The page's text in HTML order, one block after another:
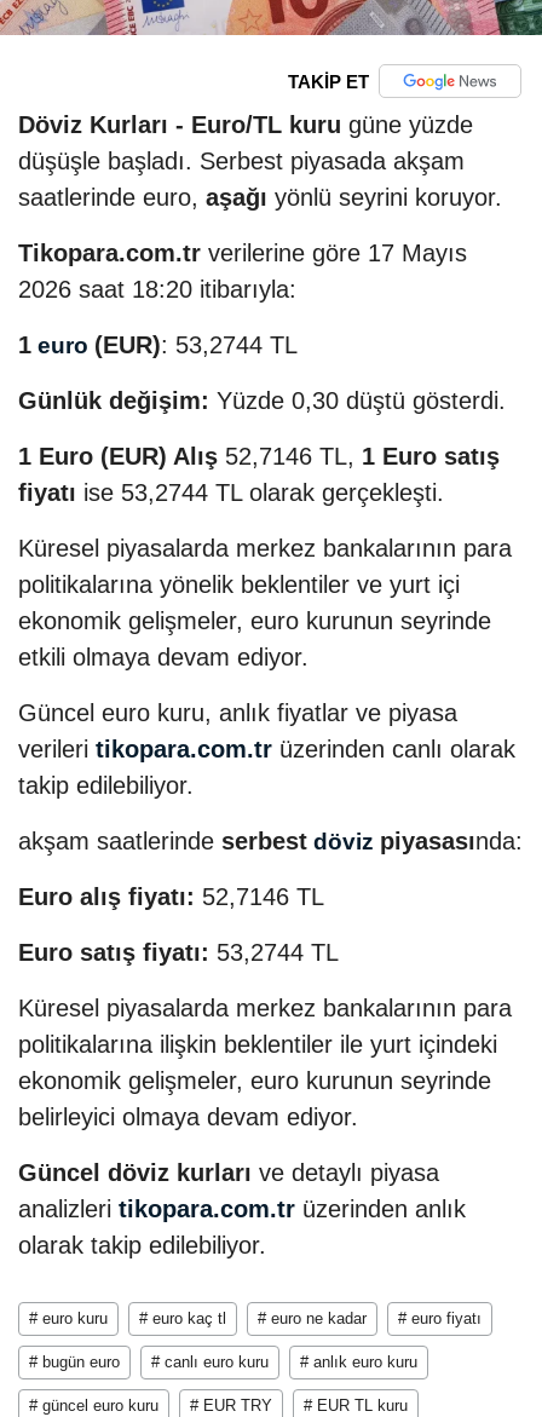
TAKİP ET
Döviz Kurları - Euro/TL kuru güne yüzde
düşüşle başladı. Serbest piyasada akşam
saatlerinde euro, aşağı yönlü seyrini koruyor.
Tikopara.com.tr verilerine göre 17 Mayıs
2026 saat 18:20 itibarıyla:
1 euro (EUR): 53,2744 TL
Günlük değişim: Yüzde 0,30 düştü gösterdi.
1 Euro (EUR) Alış 52,7146 TL, 1 Euro satış
fiyatı ise 53,2744 TL olarak gerçekleşti.
Küresel piyasalarda merkez bankalarının para
politikalarına yönelik beklentiler ve yurt içi
ekonomik gelişmeler, euro kurunun seyrinde
etkili olmaya devam ediyor.
Güncel euro kuru, anlık fiyatlar ve piyasa
verileri tikopara.com.tr üzerinden canlı olarak
takip edilebiliyor.
akşam saatlerinde serbest döviz piyasasında:
Euro alış fiyatı: 52,7146 TL
Euro satış fiyatı: 53,2744 TL
Küresel piyasalarda merkez bankalarının para
politikalarına ilişkin beklentiler ile yurt içindeki
ekonomik gelişmeler, euro kurunun seyrinde
belirleyici olmaya devam ediyor.
Güncel döviz kurları ve detaylı piyasa
analizleri tikopara.com.tr üzerinden anlık
olarak takip edilebiliyor.
# euro kuru # euro kaç tl # euro ne kadar # euro fiyatı
# bugün euro # canlı euro kuru # anlık euro kuru
# güncel euro kuru # EUR TRY # EUR TL kuru